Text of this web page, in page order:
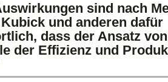
sind nach
und anderen dafür
dass der Ansatz
der Effizienz und